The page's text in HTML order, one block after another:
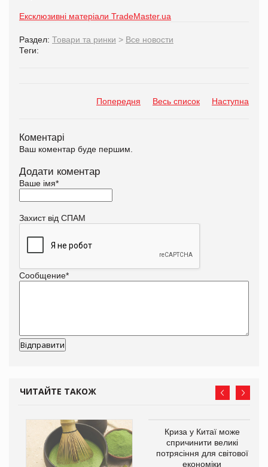
Ексклюзивні матеріали TradeMaster.ua
Раздел: Товари та ринки > Все новости
Теги:
Попередня Весь список Наступна
Коментарі
Ваш коментар буде першим.
Додати коментар
Ваше імя*
Захист від СПАМ
Сообщение*
ЧИТАЙТЕ ТАКОЖ
Криза у Китаї може
спричинити великі
потрясіння для світової
економіки